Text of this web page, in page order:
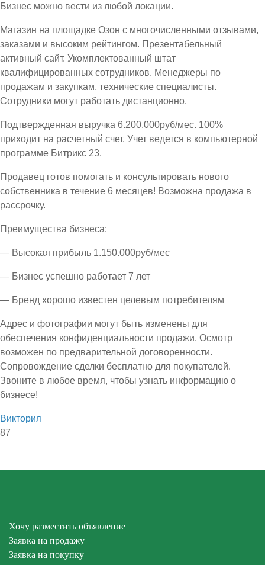
Бизнес можно вести из любой локации.
Магазин на площадке Озон с многочисленными отзывами,
заказами и высоким рейтингом. Презентабельный
активный сайт. Укомплектованный штат
квалифицированных сотрудников. Менеджеры по
продажам и закупкам, технические специалисты.
Сотрудники могут работать дистанционно.
Подтвержденная выручка 6.200.000руб/мес. 100%
приходит на расчетный счет. Учет ведется в компьютерной
программе Битрикс 23.
Продавец готов помогать и консультировать нового
собственника в течение 6 месяцев! Возможна продажа в
рассрочку.
Преимущества бизнеса:
— Высокая прибыль 1.150.000руб/мес
— Бизнес успешно работает 7 лет
— Бренд хорошо известен целевым потребителям
Адрес и фотографии могут быть изменены для
обеспечения конфиденциальности продажи. Осмотр
возможен по предварительной договоренности.
Сопровождение сделки бесплатно для покупателей.
Звоните в любое время, чтобы узнать информацию о
бизнесе!
Виктория
87
Хочу разместить объявление
Заявка на продажу
Заявка на покупку